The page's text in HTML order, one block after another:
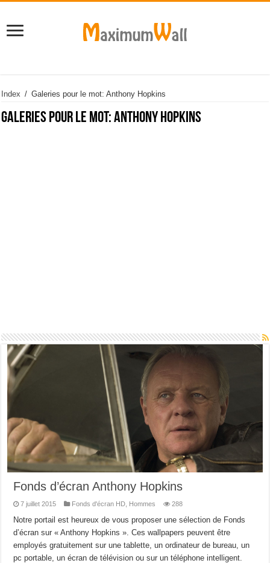
Index / Galeries pour le mot: Anthony Hopkins
Galeries pour le mot:Anthony Hopkins
Fonds d’écran Anthony Hopkins
7 juillet 2015 Fonds d'écran HD Hommes 288
Notre portail est heureux de vous proposer une sélection de Fonds
d’écran sur « Anthony Hopkins ». Ces wallpapers peuvent être
employés gratuitement sur une tablette, un ordinateur de bureau, un
pc portable, un écran de télévision ou sur un téléphone intelligent.